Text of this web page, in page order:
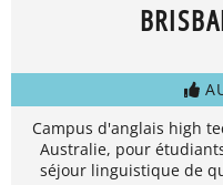
Campus d'anglais high
Australie, pour
séjour linguistique de